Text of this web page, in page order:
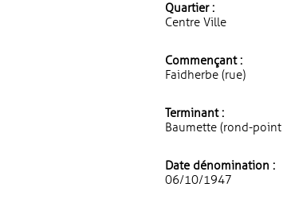
Quartier :
Centre Ville
Commençant :
Faidherbe (rue)
Terminant :
Baumette (rond-
Date dénomination :
06/10/1947